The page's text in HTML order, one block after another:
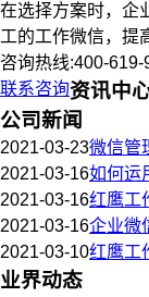
在选择方案时，企
工的工作微信，提
咨询热线:400-619-
联系咨询资讯中
公司新闻
2021-03-23微信管
2021-03-16如何运
2021-03-16红鹰工
2021-03-16企业微
2021-03-10红鹰工
业界动态